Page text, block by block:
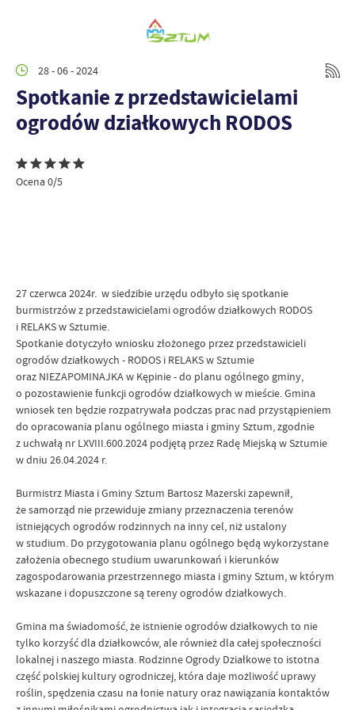
28 - 06 - 2024
Spotkanie z przedstawicielami
ogrodów działkowych RODOS
Ocena 0/5
27 czerwca 2024r. w siedzibie urzędu odbyło się spotkanie
burmistrzów z przedstawicielami ogrodów działkowych RODOS
i RELAKS w Sztumie.
Spotkanie dotyczyło wniosku złożonego przez przedstawicieli
ogrodów działkowych - RODOS i RELAKS w Sztumie
oraz NIEZAPOMINAJKA w Kępinie - do planu ogólnego gminy,
o pozostawienie funkcji ogrodów działkowych w mieście. Gmina
wniosek ten będzie rozpatrywała podczas prac nad przystąpieniem
do opracowania planu ogólnego miasta i gminy Sztum, zgodnie
z uchwałą nr LXVIII.600.2024 podjętą przez Radę Miejską w Sztumie
w dniu 26.04.2024 r.
Burmistrz Miasta i Gminy Sztum Bartosz Mazerski zapewnił,
że samorząd nie przewiduje zmiany przeznaczenia terenów
istniejących ogrodów rodzinnych na inny cel, niż ustalony
w studium. Do przygotowania planu ogólnego będą wykorzystane
założenia obecnego studium uwarunkowań i kierunków
zagospodarowania przestrzennego miasta i gminy Sztum, w którym
wskazane i dopuszczone są tereny ogrodów działkowych.
Gmina ma świadomość, że istnienie ogrodów działkowych to nie
tylko korzyść dla działkowców, ale również dla całej społeczności
lokalnej i naszego miasta. Rodzinne Ogrody Działkowe to istotna
część polskiej kultury ogrodniczej, która daje możliwość uprawy
roślin, spędzenia czasu na łonie natury oraz nawiązania kontaktów